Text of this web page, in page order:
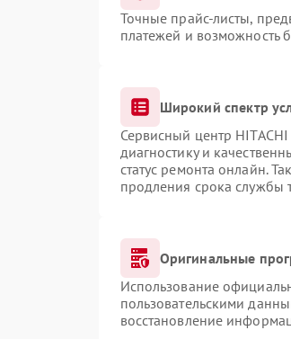
Точные прайс-листы,
платежей и возможность
Широкий спектр
Сервисный центр
диагностику и
статус ремонта онлайн.
продления срока службы
Оригинальные
Использование
пользовательскими
восстановление